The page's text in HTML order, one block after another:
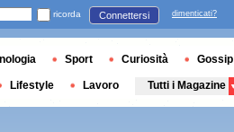
ricorda Connettersi dimenticati?
Sport Curiosità Gossip
Lifestyle Lavoro Tutti i Magazine